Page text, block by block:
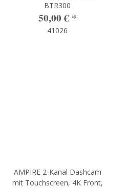
BTR300
50,00 € *
41026
AMPIRE 2-Kanal Dashcam
mit Touchscreen, 4K Front,